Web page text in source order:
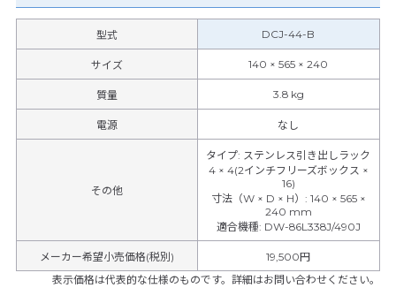
型式 DCJ-44-B
サイズ 140 × 565 × 240
質量 3.8 kg
電源 なし
その他
タイプ: ステンレス引き出しラック
4 × 4(2インチフリーズボックス ×
16)
寸法（W × D × H） : 140 × 565 ×
240 mm
適合機種: DW-86L338J/490J
メーカー希望小売価格(税別)
19,500円
表示価格は代表的な仕様のものです。詳細はお問い合わせください。